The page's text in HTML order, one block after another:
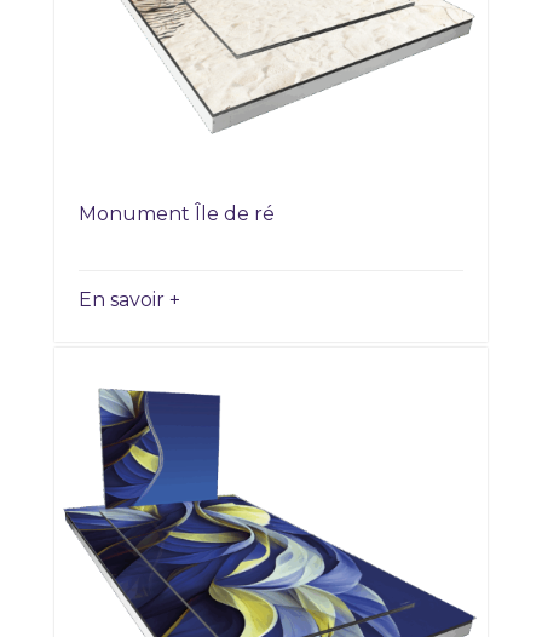
Monument Île de ré
En savoir +